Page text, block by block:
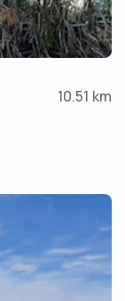
10.51 km